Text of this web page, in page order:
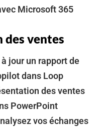
Microsoft 365
des ventes
jour un rapport de
dans Loop
des ventes
PowerPoint
vos échanges